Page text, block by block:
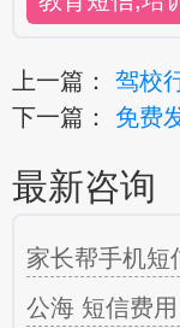
上一篇： 驾校
下一篇： 免费
最新咨询
家长帮手机短
公海 短信费用